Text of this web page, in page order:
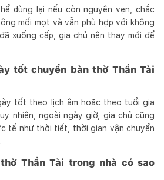
dùng lại nếu còn nguyên vẹn, chắc
mối mọt và vẫn phù hợp với không
xuống cấp, gia chủ nên thay mới để
tốt chuyển bàn thờ Thần Tài
tốt theo lịch âm hoặc theo tuổi gia
nhiên, ngoài ngày giờ, gia chủ cũng
tế như thời tiết, thời gian vận chuyển
Thần Tài trong nhà có sao